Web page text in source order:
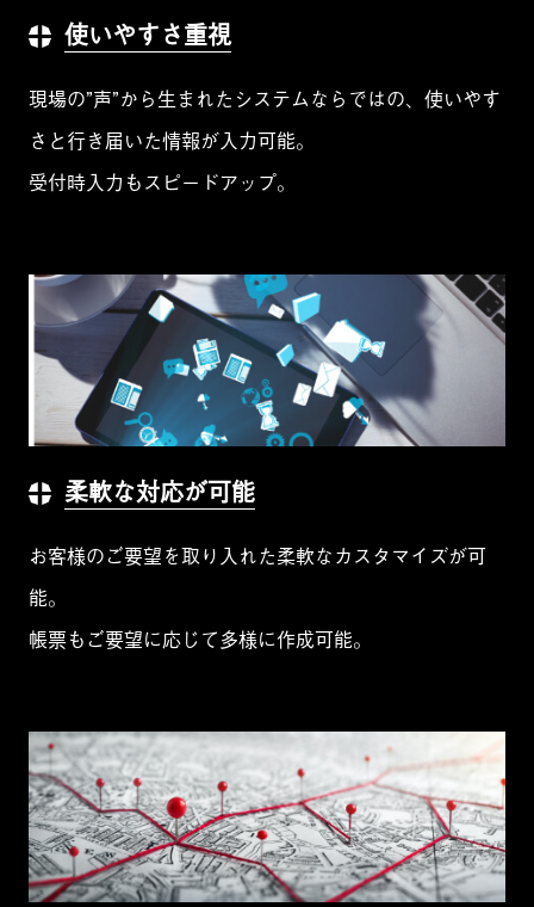
使いやすさ重視
現場の”声”から生まれたシステムならではの、使いやす
さと行き届いた情報が入力可能。
受付時入力もスピードアップ。
柔軟な対応が可能
お客様のご要望を取り入れた柔軟なカスタマイズが可
能。
帳票もご要望に応じて多様に作成可能。